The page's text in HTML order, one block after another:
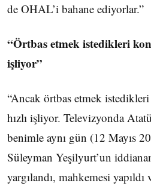
de OHAL’i bahane ediyorlar.”
“Örtbas etmek istedikleri
işliyor”
“Ancak örtbas etmek
hızlı işliyor. Televizyonda
benimle aynı gün (12 Mayıs
Süleyman Yeşilyurt’un
yargılandı, mahkemesi